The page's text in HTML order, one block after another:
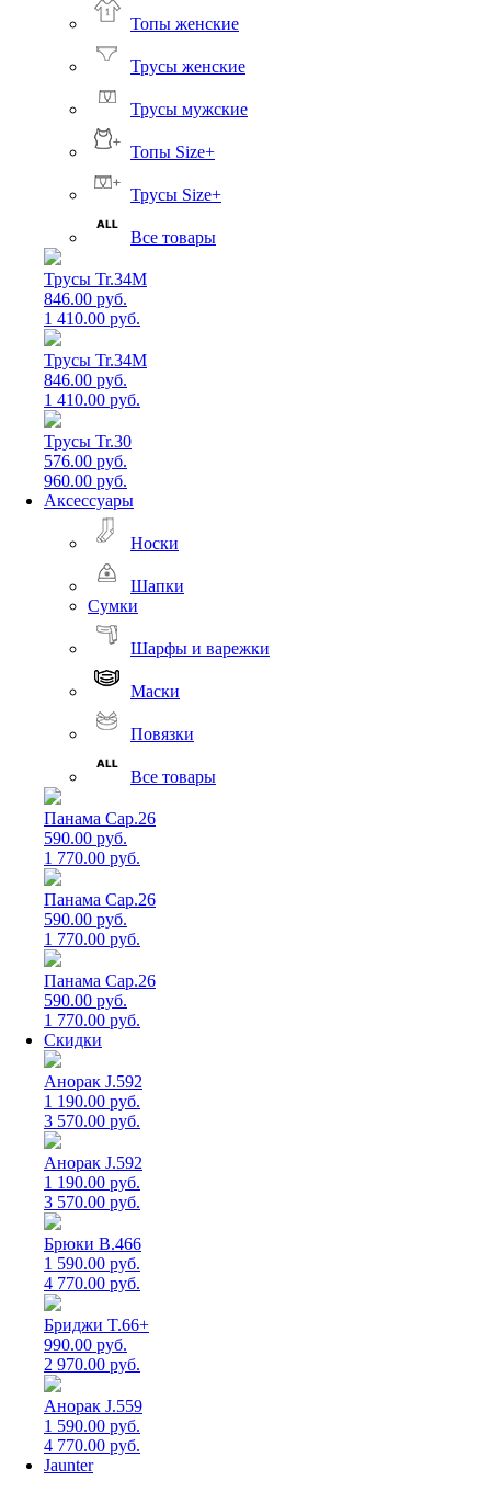
Топы женские
Трусы женские
Трусы мужские
Топы Size+
Трусы Size+
Все товары
Трусы Tr.34M
846.00 руб.
1 410.00 руб.
Трусы Tr.34M
846.00 руб.
1 410.00 руб.
Трусы Tr.30
576.00 руб.
960.00 руб.
Аксессуары
Носки
Шапки
Сумки
Шарфы и варежки
Маски
Повязки
Все товары
Панама Cap.26
590.00 руб.
1 770.00 руб.
Панама Cap.26
590.00 руб.
1 770.00 руб.
Панама Cap.26
590.00 руб.
1 770.00 руб.
Скидки
Анорак J.592
1 190.00 руб.
3 570.00 руб.
Анорак J.592
1 190.00 руб.
3 570.00 руб.
Брюки B.466
1 590.00 руб.
4 770.00 руб.
Бриджи T.66+
990.00 руб.
2 970.00 руб.
Анорак J.559
1 590.00 руб.
4 770.00 руб.
Jaunter